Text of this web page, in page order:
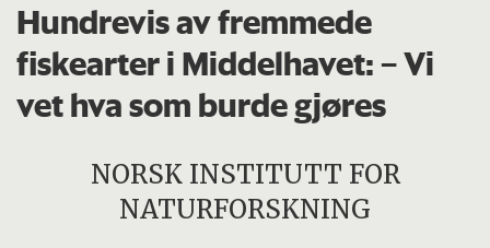
Hundrevis av fremmede
fiskearter i Middelhavet: – Vi
vet hva som burde gjøres
NORSK INSTITUTT FOR
NATURFORSKNING